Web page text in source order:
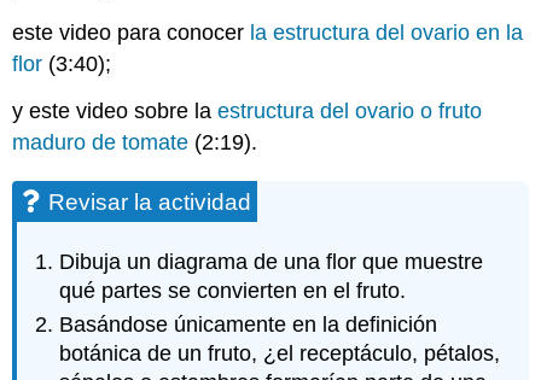
este video para conocer la estructura del ovario en la
flor (3:40);
y este video sobre laestructura del ovario o fruto
maduro de tomate (2:19).
Revisar la actividad
Dibuja un diagrama de una flor que muestre
qué partes se convierten en el fruto.
Basándose únicamente en la definición
botánica de un fruto, ¿el receptáculo, pétalos,